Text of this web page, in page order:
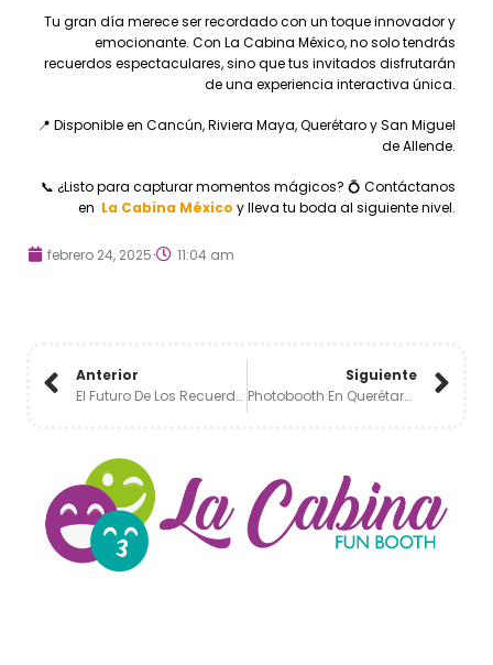
Tu gran día merece ser recordado con un toque innovador y
emocionante. Con La Cabina México, no solo tendrás
recuerdos espectaculares, sino que tus invitados disfrutarán
de una experiencia interactiva única.
📍 Disponible en Cancún, Riviera Maya, Querétaro y San Miguel
de Allende.
📞 ¿Listo para capturar momentos mágicos? 💍 Contáctanos
en La Cabina México y lleva tu boda al siguiente nivel.
febrero 24, 2025 11:04 am
Anterior
El Futuro De Los Recuerdos: Ideas Innovadoras En Cabinas Fotográficas 🎉🌟
Siguiente
Photobooth En Querétaro: La Mejor Experiencia Para Tu Evento📸 🎨